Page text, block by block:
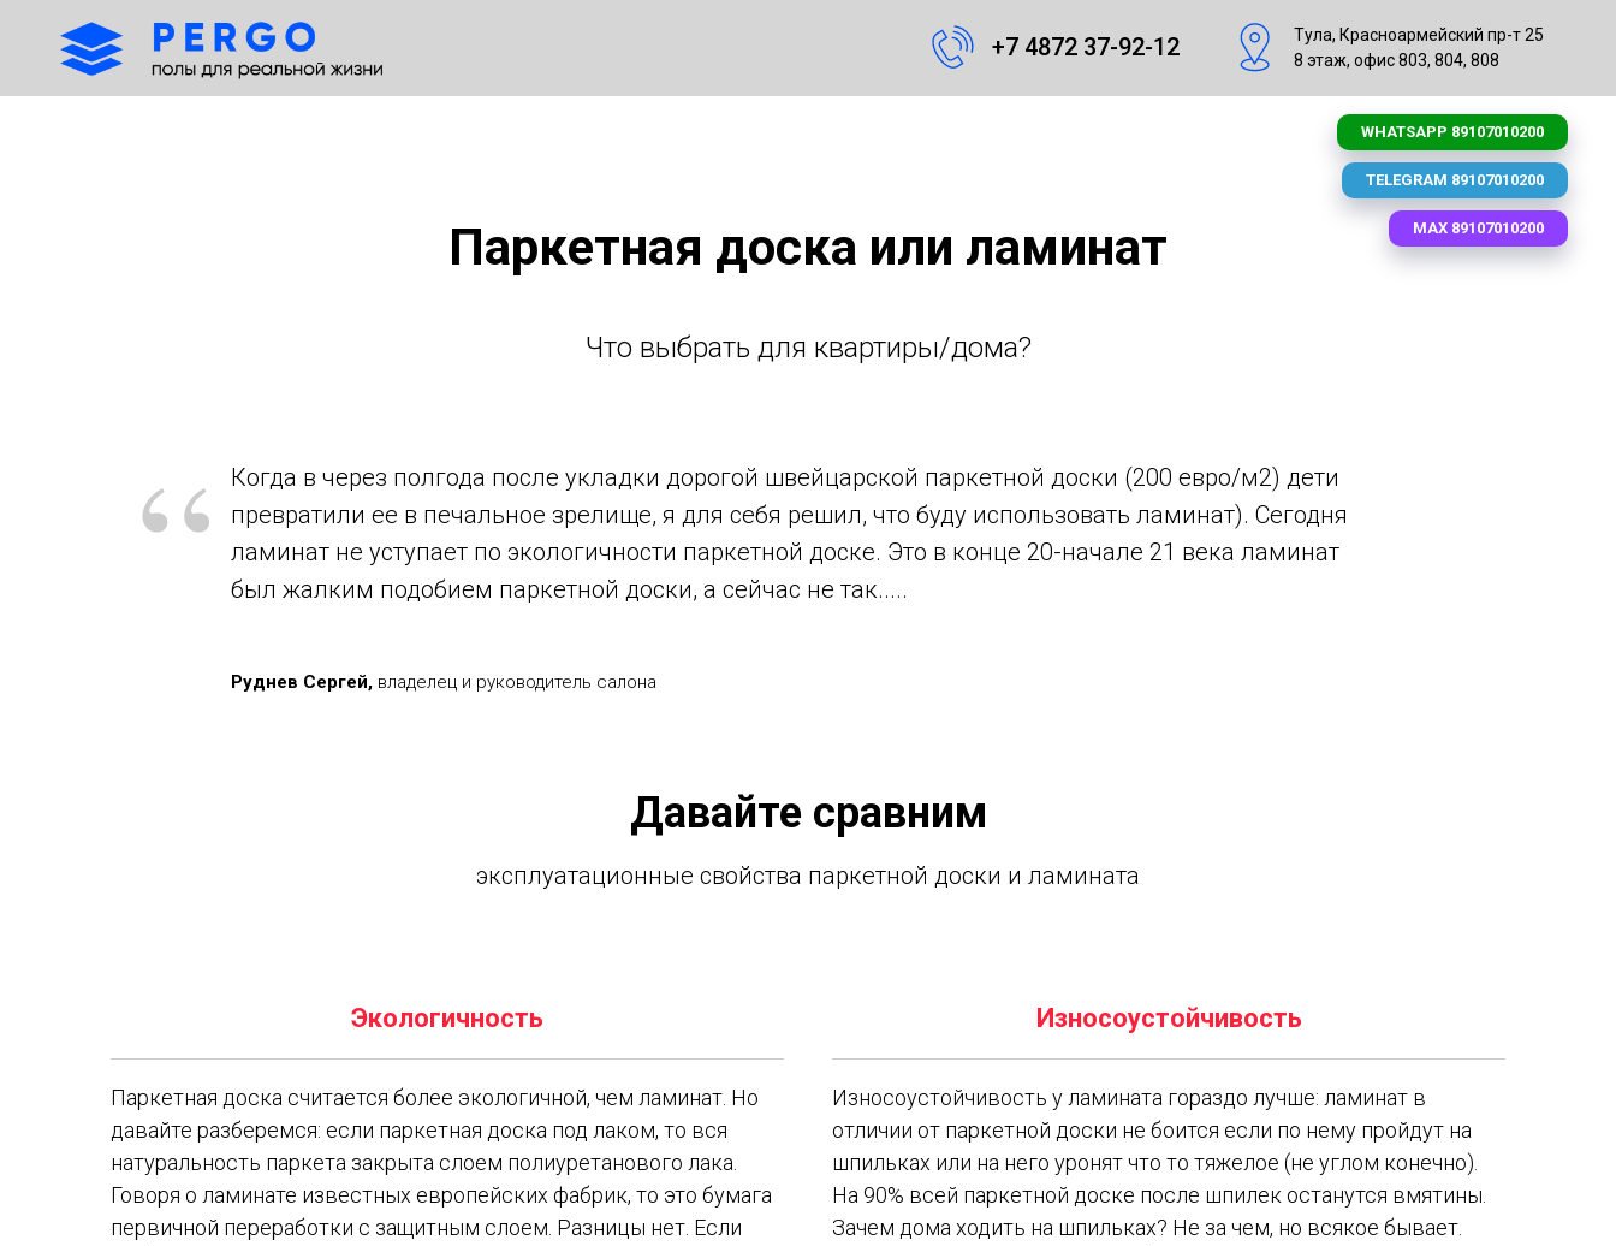
+7 4872 37-92-12
Тула, Красноармейский пр-т 25
8 этаж, офис 803, 804, 808
WHATSAPP 89107010200
TELEGRAM 89107010200
MAX 89107010200
Паркетная доска или ламинат
Что выбрать для квартиры/дома?
“
Когда в через полгода после укладки дорогой швейцарской паркетной доски (200 евро/м2) дети
превратили ее в печальное зрелище, я для себя решил, что буду использовать ламинат). Сегодня
ламинат не уступает по экологичности паркетной доске. Это в конце 20-начале 21 века ламинат
был жалким подобием паркетной доски, а сейчас не так.....
Руднев Сергей, владелец и руководитель салона
Давайте сравним
эксплуатационные свойства паркетной доски и ламината
Экологичность
Паркетная доска считается более экологичной, чем ламинат. Но
давайте разберемся: если паркетная доска под лаком, то вся
натуральность паркета закрыта слоем полиуретанового лака.
Говоря о ламинате известных европейских фабрик, то это бумага
первичной переработки с защитным слоем. Разницы нет. Если
Износоустойчивость
Износоустойчивость у ламината гораздо лучше: ламинат в
отличии от паркетной доски не боится если по нему пройдут на
шпильках или на него уронят что то тяжелое (не углом конечно).
На 90% всей паркетной доске после шпилек останутся вмятины.
Зачем дома ходить на шпильках? Не за чем, но всякое бывает.